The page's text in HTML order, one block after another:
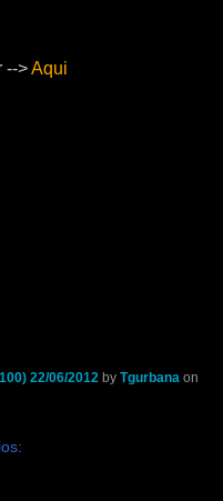
-->Aqui
22/06/2012 by Tgurbana on